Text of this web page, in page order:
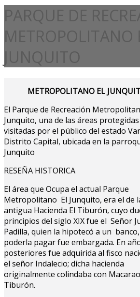
PARQUE DE
METROPOLITANO
JUNQUITO
METROPOLITANO EL
El Parque de Recreación
Junquito, una de las áreas
visitadas por el público del estado
Distrito Capital, ubicada en la
Junquito
RESEÑA HISTORICA
El área que Ocupa el actual Parque
Metropolitano El Junquito, era el de
antigua Hacienda El Tiburón, cuyo
principios del siglo XIX fue el Señor
Padilla, quien la hipotecó a un
poderla pagar fue embargada. En
posteriores fue adquirida al fisco
el señor Indalecio; dicha hacienda
originalmente colindaba con
Tiburón.